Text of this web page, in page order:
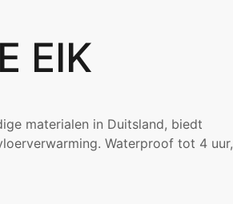
EIK
materialen in Duitsland, biedt
Waterproof tot 4 uur,